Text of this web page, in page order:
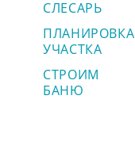
СЛЕСАРЬ
ПЛАНИРОВКА
УЧАСТКА
СТРОИМ
БАНЮ